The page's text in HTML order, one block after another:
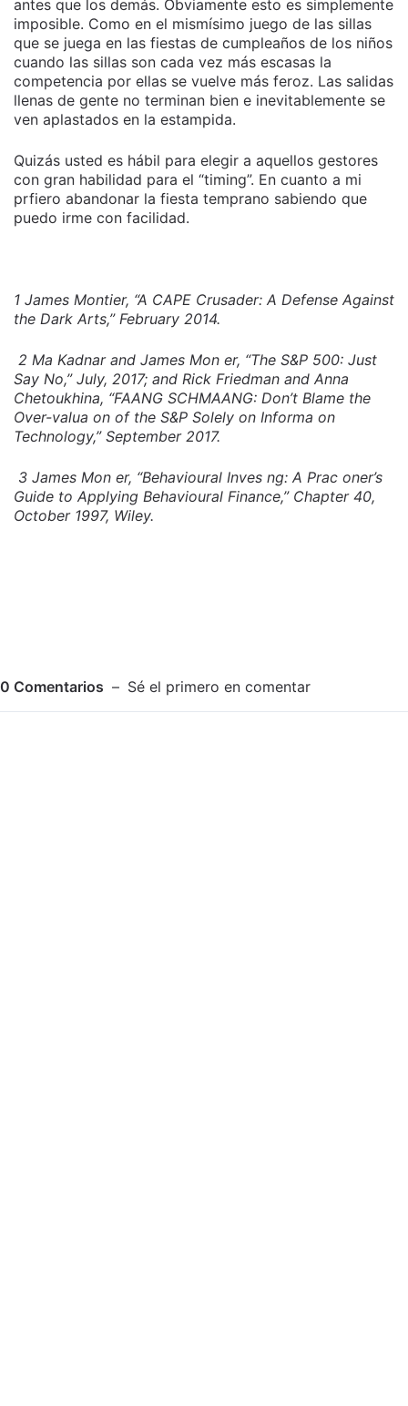
antes que los demás. Obviamente esto es simplemente
imposible. Como en el mismísimo juego de las sillas
que se juega en las fiestas de cumpleaños de los niños
cuando las sillas son cada vez más escasas la
competencia por ellas se vuelve más feroz. Las salidas
llenas de gente no terminan bien e inevitablemente se
ven aplastados en la estampida.
Quizás usted es hábil para elegir a aquellos gestores
con gran habilidad para el “timing”. En cuanto a mi
prfiero abandonar la fiesta temprano sabiendo que
puedo irme con facilidad.
1 James Montier, “A CAPE Crusader: A Defense Against
the Dark Arts,” February 2014.
2 Ma Kadnar and James Mon er, “The S&P 500: Just
Say No,” July, 2017; and Rick Friedman and Anna
Chetoukhina, “FAANG SCHMAANG: Don’t Blame the
Over-valua on of the S&P Solely on Informa on
Technology,” September 2017.
3 James Mon er, “Behavioural Inves ng: A Prac oner’s
Guide to Applying Behavioural Finance,” Chapter 40,
October 1997, Wiley.
0 Comentarios Sé el primero en comentar